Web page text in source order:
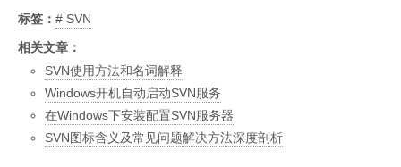
标签：
SVN
相关文章：
SVN使用方法和名词解释
Windows开机自动启动SVN服务
在Windows下安装配置SVN服务器
SVN图标含义及常见问题解决方法深度剖析